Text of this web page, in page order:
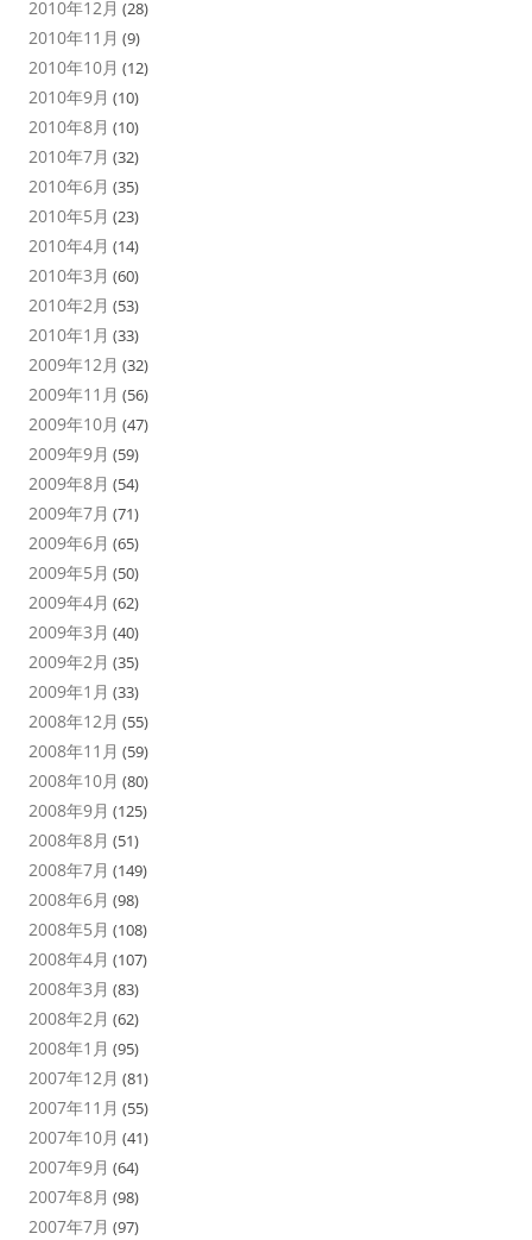
2010年12月 (28)
2010年11月 (9)
2010年10月 (12)
2010年9月 (10)
2010年8月 (10)
2010年7月 (32)
2010年6月 (35)
2010年5月 (23)
2010年4月 (14)
2010年3月 (60)
2010年2月 (53)
2010年1月 (33)
2009年12月 (32)
2009年11月 (56)
2009年10月 (47)
2009年9月 (59)
2009年8月 (54)
2009年7月 (71)
2009年6月 (65)
2009年5月 (50)
2009年4月 (62)
2009年3月 (40)
2009年2月 (35)
2009年1月 (33)
2008年12月 (55)
2008年11月 (59)
2008年10月 (80)
2008年9月 (125)
2008年8月 (51)
2008年7月 (149)
2008年6月 (98)
2008年5月 (108)
2008年4月 (107)
2008年3月 (83)
2008年2月 (62)
2008年1月 (95)
2007年12月 (81)
2007年11月 (55)
2007年10月 (41)
2007年9月 (64)
2007年8月 (98)
2007年7月 (97)